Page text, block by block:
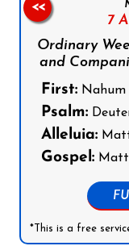
7
Ordinary
and
First: Nahum
Psalm:
Alleluia:
Gospel:
*This is a free
<<